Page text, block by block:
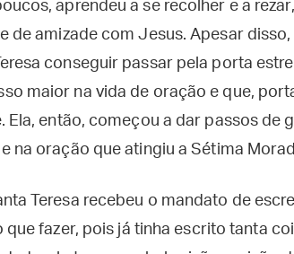
aprendeu a se recolher e a
de amizade com Jesus. Apesar
conseguir passar pela porta
maior na vida de oração e que,
então, começou a dar passos de
na oração que atingiu a Sétima
Teresa recebeu o mandato de
que fazer, pois já tinha escrito tanta